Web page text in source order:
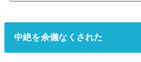
中絶を余儀なくされた